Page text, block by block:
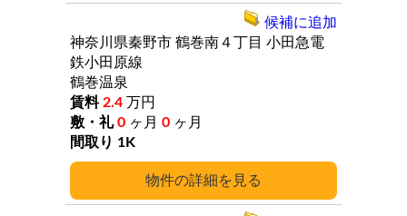
詳細
神奈川県秦野市 鶴巻南４丁目 小田急電
鉄小田原線
鶴巻温泉
2.4 万円
0 ヶ月 0 ヶ月
1K
候補に追加